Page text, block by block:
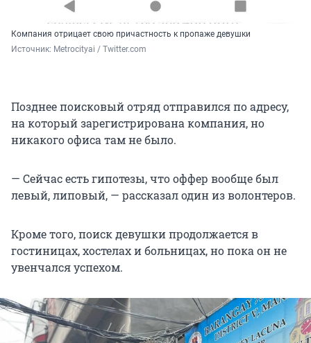
Компания отрицает свою причастность к пропаже девушки
Источник: Metrocityai / Twitter.com
Позднее поисковый отряд отправился по адресу,
на который зарегистрирована компания, но
никакого офиса там не было.
— Сейчас есть гипотезы, что оффер вообще был
левый, липовый, — рассказал один из волонтеров.
Кроме того, поиск девушки продолжается в
гостиницах, хостелах и больницах, но пока он не
увенчался успехом.